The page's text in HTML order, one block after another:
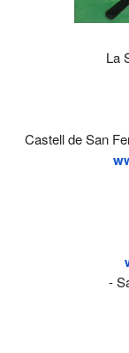
La
Castell de San
-